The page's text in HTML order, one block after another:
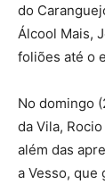
do
Álcool Mais,
foliões até o
No domingo
da Vila,
além das
a Vesso, que